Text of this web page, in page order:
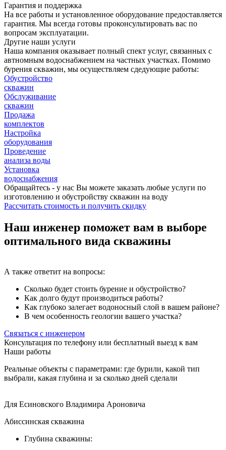
Гарантия и поддержка
На все работы и установленное оборудование предоставляется
гарантия. Мы всегда готовы проконсультировать вас по
вопросам эксплуатации.
Другие наши услуги
Наша компания оказывает полный спект услуг, связанных с
автномным водоснабжением на частных участках. Помимо
бурения скважин, мы осуществляем сдедующие работы:
Обустройство
скважин
Обслуживание
скважин
Продажа
комплектов
Настройка
оборудования
Проведение
анализа воды
Установка
водоснабжения
Обращайтесь - у нас Вы можете заказать любые услуги по
изготовлению и обустройству скважин на воду
Рассчитать стоимость и получить скидку
Наш инженер поможет вам в выборе
оптимального вида скважины
А также ответит на вопросы:
Сколько будет стоить бурение и обустройство?
Как долго будут производиться работы?
Как глубоко залегает водоносный слой в вашем районе?
В чем особенность геологии вашего участка?
Связаться с инженером
Консультация по телефону или бесплатный выезд к вам
Наши работы
Реальные объекты с параметрами: где бурили, какой тип
выбрали, какая глубина и за сколько дней сделали
Для Есиновского Владимира Ароновича
Абиссинская скважина
Глубина скважины: